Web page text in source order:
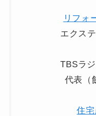
リフォ
エクステ
TBSラジ
代表（
住